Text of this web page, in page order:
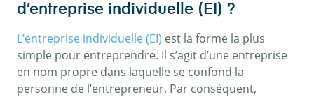
d’entreprise individuelle (EI) ?
L’entreprise individuelle (EI) est la forme la plus
simple pour entreprendre. Il s’agit d’une entreprise
en nom propre dans laquelle se confond la
personne de l’entrepreneur. Par conséquent,